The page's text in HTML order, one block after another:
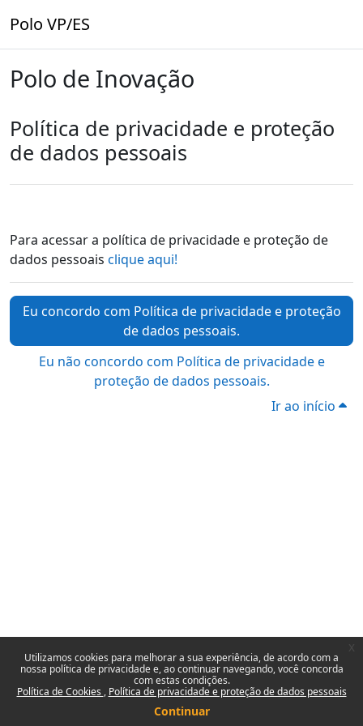
Utilizamos cookies para melhorar a sua experiência, de acordo com a
nossa política de privacidade e, ao continuar navegando, você concorda
com estas condições.
Política de Cookies
Política de privacidade e proteção de dados pessoais
Continuar
Polo VP/ES
Polo de Inovação
Política de privacidade e proteção
de dados pessoais
Para acessar a política de privacidade e proteção de
dados pessoais clique aqui!
Eu concordo com Política de privacidade e proteção
de dados pessoais.
Eu não concordo com Política de privacidade e
proteção de dados pessoais.
Ir ao início